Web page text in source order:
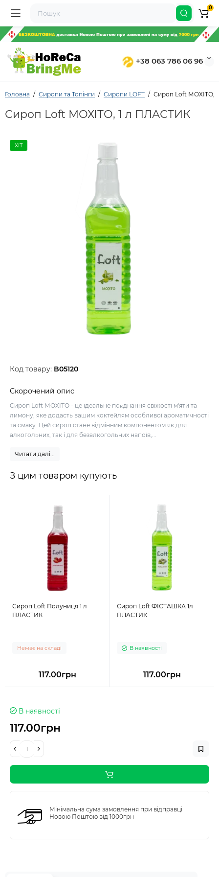
+38 063 786 06 96
0
Головна Сиропи та Топінги Сиропи LOFT Сироп Loft МОХІТО,
Сироп Loft МОХІТО, 1 л ПЛАСТИК
ХІТ
Код товару: B05120
Скорочений опис
Сироп Loft МОХІТО - це ідеальне поєднання свіжості м'яти та
лимону, яке додасть вашим коктейлям особливої ароматичності
та смаку. Цей сироп стане відмінним компонентом як для
алкогольних, так і для безалкогольних напоїв,...
Читати далі...
З цим товаром купують
Сироп Loft Полуниця 1 л
ПЛАСТИК
Немає на складі
117.00грн
Сироп Loft ФІСТАШКА 1л
ПЛАСТИК
В наявності
117.00грн
В наявності
117.00грн
Мінімальна сума замовлення при відправці
Новою Поштою від 1000грн